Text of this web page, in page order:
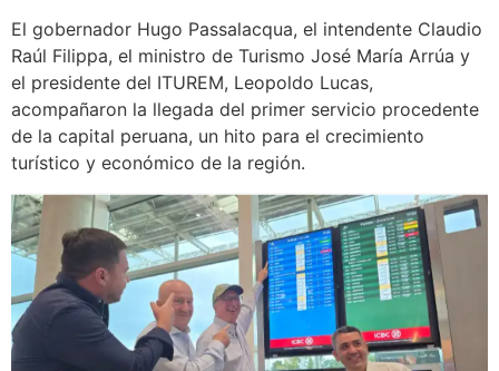
El gobernador Hugo Passalacqua, el intendente Claudio
Raúl Filippa, el ministro de Turismo José María Arrúa y
el presidente del ITUREM, Leopoldo Lucas,
acompañaron la llegada del primer servicio procedente
de la capital peruana, un hito para el crecimiento
turístico y económico de la región.